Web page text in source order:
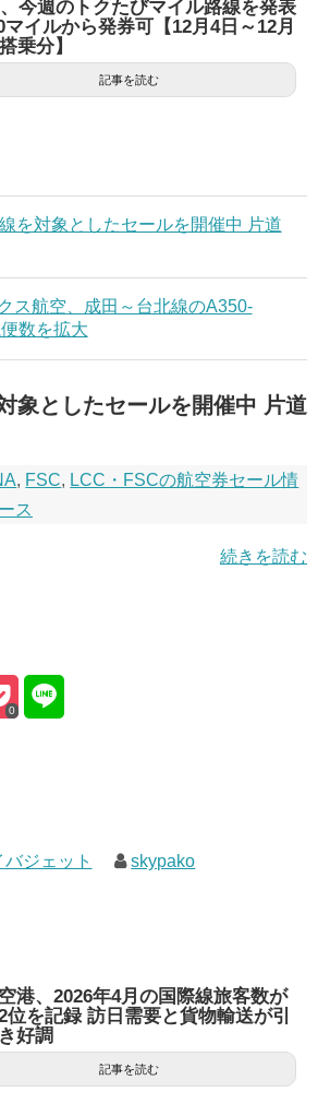
今週のトクたびマイル路線を発表
マイルから発券可【12月4日～12月
乗分】
記事を読む
を対象としたセールを開催中 片道
ス航空、成田～台北線のA350-
数を拡大
象としたセールを開催中 片道
, FSC, LCC・FSCの航空券セール情
ス
続きを読む
0
ジェット skypako
港、2026年4月の国際線旅客数が
位を記録 訪日需要と貨物輸送が引
好調
記事を読む